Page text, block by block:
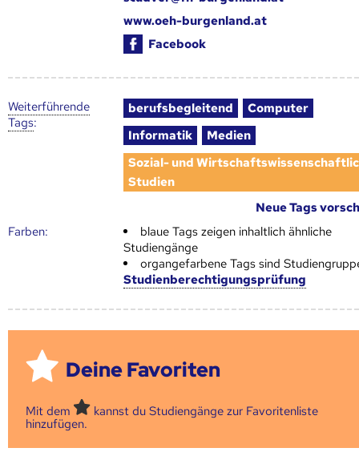
www.oeh-burgenland.at
Facebook
Weiter­führende
Tags:
berufsbegleitend
Computer
Informatik
Medien
Sozial- und
Studien
Neue Tags
Farben:
blaue Tags zeigen inhaltlich ähnliche
Studiengänge
organgefarbene Tags sind
Studienberechtigungsprüfung
Deine Favoriten
Mit dem
kannst du Studiengänge zur Favoritenliste
hinzufügen.